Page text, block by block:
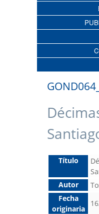
Título
Autor
Fecha
originaria